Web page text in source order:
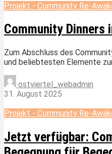
Projekt - Community Re-
Community Dinners
Zum Abschluss des
und beliebtesten Elemente
ostviertel_webadmin
31. August 2025
Projekt - Community Re-
Jetzt verfügbar: